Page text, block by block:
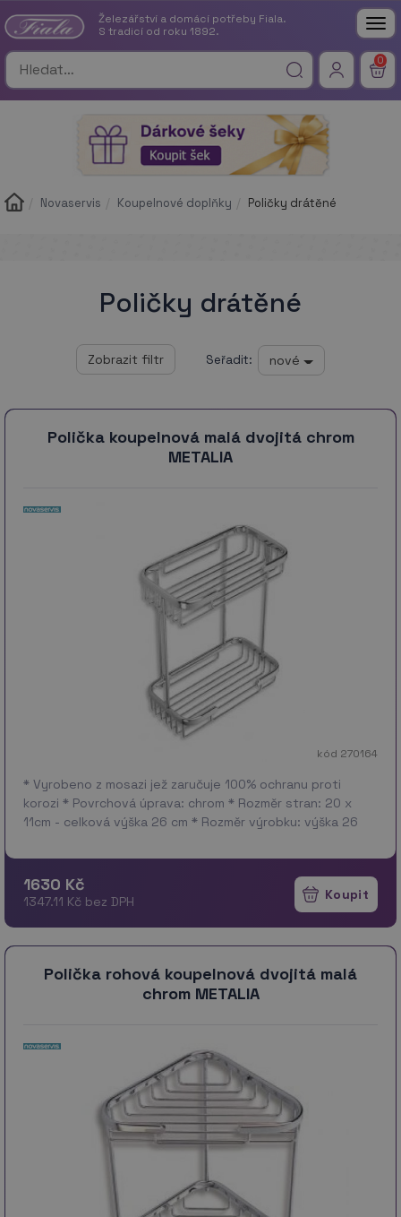
Železářství a domácí potřeby Fiala.
S tradicí od roku 1892.
0
Novaservis Koupelnové doplňky Poličky drátěné
Poličky drátěné
Seřadit: nové
Polička koupelnová malá dvojitá chrom
METALIA
kód 270164
* Vyrobeno z mosazi jež zaručuje 100% ochranu proti
korozi * Povrchová úprava: chrom * Rozměr stran: 20 x
11cm - celková výška 26 cm * Rozměr výrobku: výška 26
1630 Kč
1347.11 Kč bez DPH
Polička rohová koupelnová dvojitá malá
chrom METALIA